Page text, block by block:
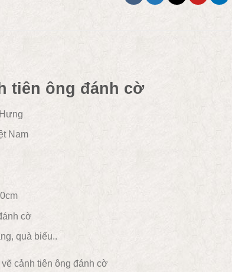
tiên ông đánh cờ
Nam
cờ
quà biếu..
vẽ cảnh tiên ông đánh cờ